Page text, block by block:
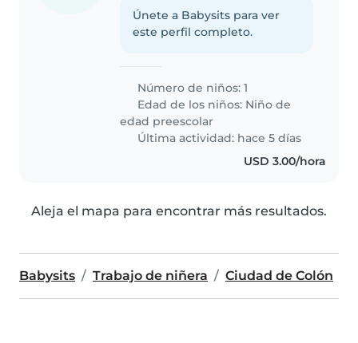
Únete a Babysits para ver
este perfil completo.
Número de niños: 1
Edad de los niños: Niño de
edad preescolar
Última actividad: hace 5 días
USD 3.00/hora
Aleja el mapa para encontrar más resultados.
Babysits Trabajo de niñera Ciudad de Colón